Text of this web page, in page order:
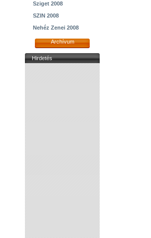
Sziget 2008
SZIN 2008
Nehéz Zenei 2008
Archívum
Hirdetés